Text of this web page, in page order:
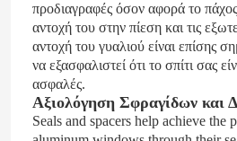
Μπλογκ
Μελέτη περιπτώσεων
Ζητήστε ένα απόσπασμα
προδιαγραφές όσον αφορά το
αντοχή του στην πίεση και τις
αντοχή του γυαλιού είναι επίσης
να εξασφαλιστεί ότι το σπίτι σας
ασφαλές.
Αξιολόγηση Σφραγίδων και
Seals and spacers help achieve the